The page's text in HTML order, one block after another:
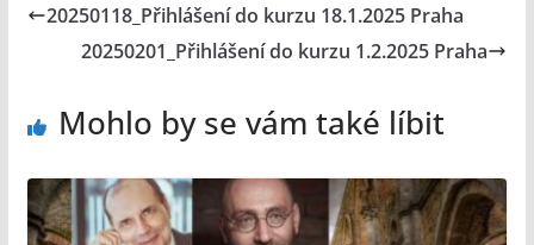
20250118_Přihlášení do kurzu 18.1.2025 Praha
20250201_Přihlášení do kurzu 1.2.2025 Praha
Mohlo by se vám také líbit